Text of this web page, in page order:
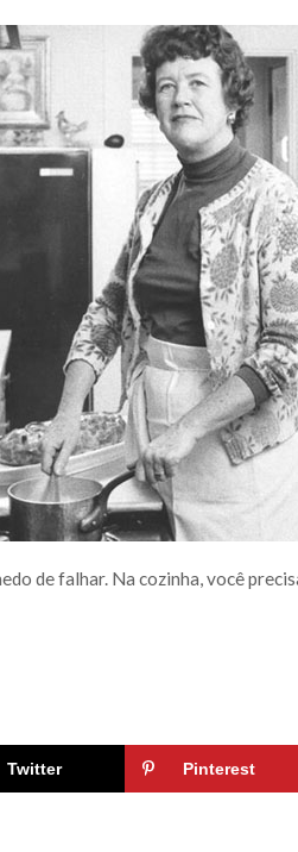
de falhar. Na cozinha, você
Twitter Pinterest